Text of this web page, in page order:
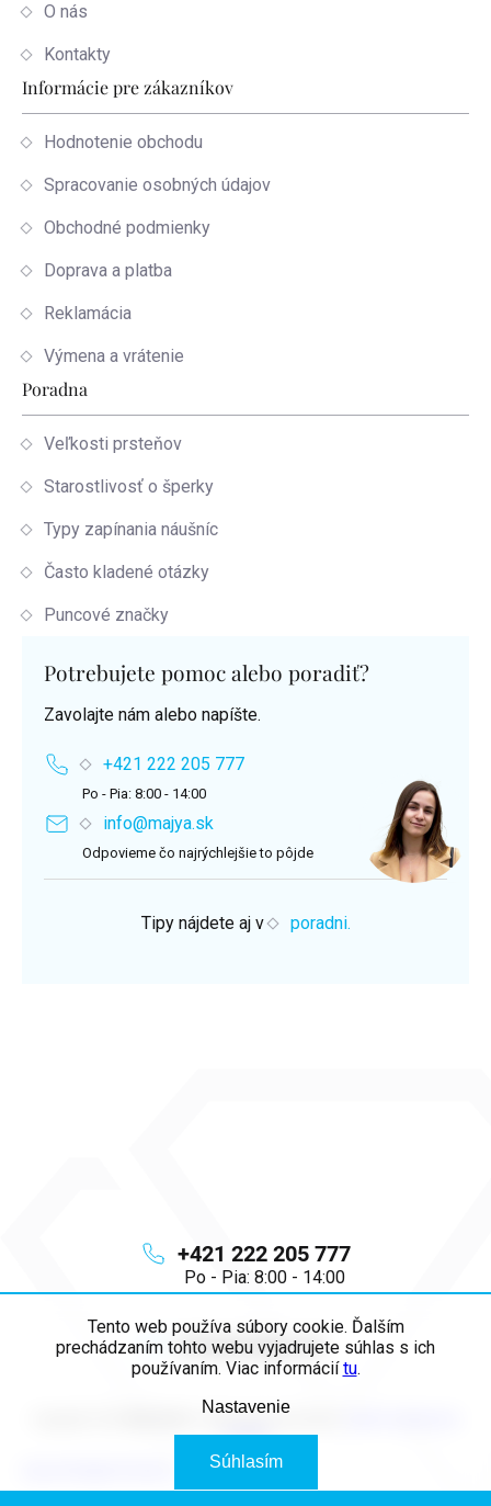
Tento web používa súbory cookie. Ďalším
prechádzaním tohto webu vyjadrujete súhlas s ich
používaním. Viac informáciítu.
Nastavenie
Súhlasím
info@majya.sk
+421 222 205 777
Po - Pia: 8:00 - 14:00
O nás
Kontakty
Informácie pre zákazníkov
Hodnotenie obchodu
Spracovanie osobných údajov
Obchodné podmienky
Doprava a platba
Reklamácia
Výmena a vrátenie
Poradna
Veľkosti prsteňov
Starostlivosť o šperky
Typy zapínania náušníc
Často kladené otázky
Puncové značky
Potrebujete pomoc alebo poradiť?
Zavolajte nám alebo napíšte.
+421 222 205 777
Po - Pia: 8:00 - 14:00
info@majya.sk
Odpovieme čo najrýchlejšie to pôjde
Tipy nájdete aj v poradni.
cookies